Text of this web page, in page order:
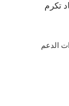
تكرم
الدعم